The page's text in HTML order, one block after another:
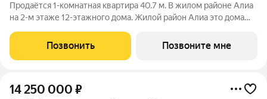
Продаётся 1-комнатная квартира 40.7 м. В жилом районе Алиа
на 2-м этаже 12-этажного дома. Жилой район Алиа это дома
находится в Покровском-Стрешневе, экологически чистом
районе на престижном
Позвонить Позвоните мне
14 250 000 ₽